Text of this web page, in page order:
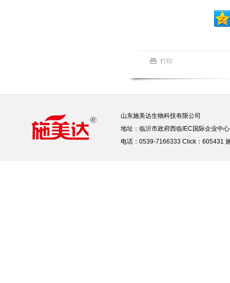
打印
山东施美达生物科技有限公司
地址：临沂市政府西临IEC国际企业中
电话：0539-7166333 Click：605431